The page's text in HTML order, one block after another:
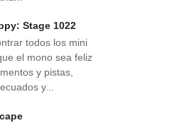
Stage 1022
todos los mini
el mono sea feliz
y pistas,
y...